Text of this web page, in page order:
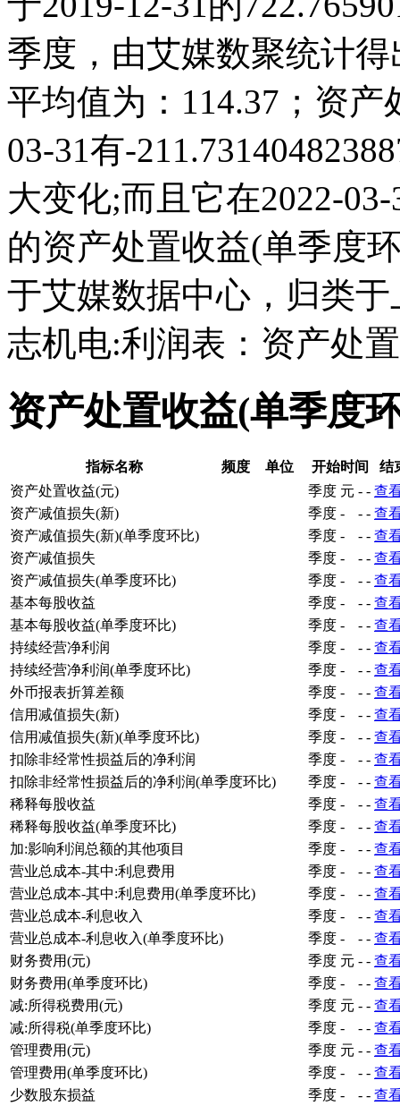
季度，由艾媒数聚统计得
平均值为：114.37；资
03-31有-
大变化;而且它在2022-
的资产处置收益(单季度
于艾媒数据中心，归类
志机电:利润表：资产处
资产处置收益(单季度
指标名称 频度 单位 开始时间
结
资产处置收益(元)
季度 元 - - 查
资产减值损失(新)
季度 - - - 查
资产减值损失(新)(单季度环比)
季度 - - - 查
资产减值损失
季度 - - - 查
资产减值损失(单季度环比)
季度 - - - 查
基本每股收益
季度 - - - 查
基本每股收益(单季度环比)
季度 - - - 查
持续经营净利润
季度 - - - 查
持续经营净利润(单季度环比)
季度 - - - 查
外币报表折算差额
季度 - - - 查
信用减值损失(新)
季度 - - - 查
信用减值损失(新)(单季度环比)
季度 - - - 查
扣除非经常性损益后的净利润
季度 - - - 查
扣除非经常性损益后的净利润(单季度环比)
季度 - - - 查
稀释每股收益
季度 - - - 查
稀释每股收益(单季度环比)
季度 - - - 查
加:影响利润总额的其他项目
季度 - - - 查
营业总成本-其中:利息费用
季度 - - - 查
营业总成本-其中:利息费用(单季度环比)
季度 - - - 查
营业总成本-利息收入
季度 - - - 查
营业总成本-利息收入(单季度环比)
季度 - - - 查
财务费用(元)
季度 元 - - 查
财务费用(单季度环比)
季度 - - - 查
减:所得税费用(元)
季度 元 - - 查
减:所得税(单季度环比)
季度 - - - 查
管理费用(元)
季度 元 - - 查
管理费用(单季度环比)
季度 - - - 查
少数股东损益
季度 - - - 查